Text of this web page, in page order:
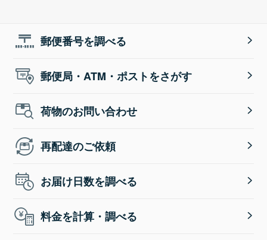
郵便番号を調べる
郵便局・ATM・ポストをさがす
荷物のお問い合わせ
再配達のご依頼
お届け日数を調べる
料金を計算・調べる